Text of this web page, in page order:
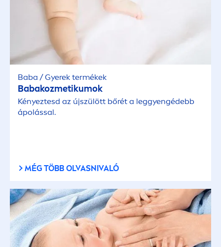
Baba / Gyerek termékek
Babakozmetikumok
Kényeztesd az újszülött bőrét a leggyengédebb
ápolással.
MÉG TÖBB OLVASNIVALÓ